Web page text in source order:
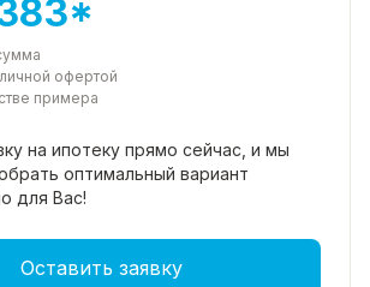
офертой
примера
на ипотеку прямо сейчас, и мы
оптимальный вариант
для Вас!
Оставить заявку